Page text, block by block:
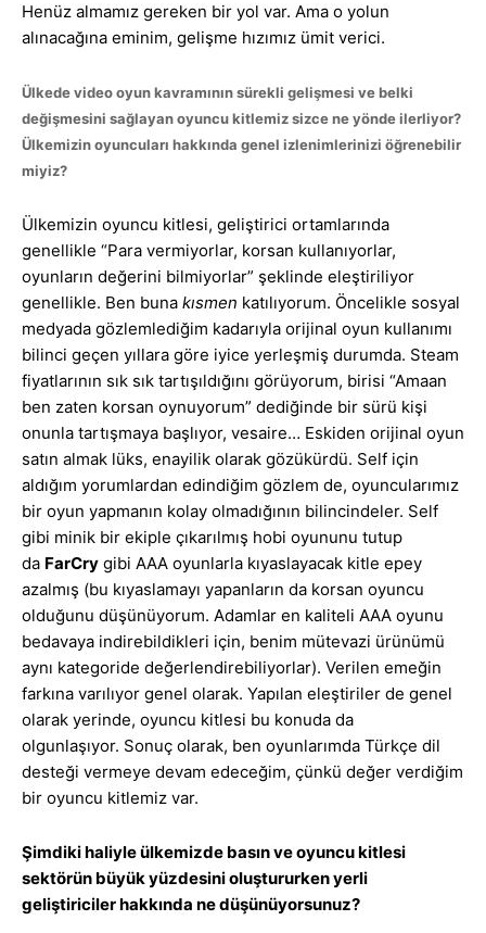
Henüz almamız gereken bir yol var. Ama o yolun
alınacağına eminim, gelişme hızımız ümit verici.
Ülkede video oyun kavramının sürekli gelişmesi ve belki
değişmesini sağlayan oyuncu kitlemiz sizce ne yönde ilerliyor?
Ülkemizin oyuncuları hakkında genel izlenimlerinizi öğrenebilir
miyiz?
Ülkemizin oyuncu kitlesi, geliştirici ortamlarında
genellikle “Para vermiyorlar, korsan kullanıyorlar,
oyunların değerini bilmiyorlar” şeklinde eleştiriliyor
genellikle. Ben buna kısmen katılıyorum. Öncelikle sosyal
medyada gözlemlediğim kadarıyla orijinal oyun kullanımı
bilinci geçen yıllara göre iyice yerleşmiş durumda. Steam
fiyatlarının sık sık tartışıldığını görüyorum, birisi “Amaan
ben zaten korsan oynuyorum” dediğinde bir sürü kişi
onunla tartışmaya başlıyor, vesaire… Eskiden orijinal oyun
satın almak lüks, enayilik olarak gözükürdü. Self için
aldığım yorumlardan edindiğim gözlem de, oyuncularımız
bir oyun yapmanın kolay olmadığının bilincindeler. Self
gibi minik bir ekiple çıkarılmış hobi oyununu tutup
da FarCry gibi AAA oyunlarla kıyaslayacak kitle epey
azalmış (bu kıyaslamayı yapanların da korsan oyuncu
olduğunu düşünüyorum. Adamlar en kaliteli AAA oyunu
bedavaya indirebildikleri için, benim mütevazi ürünümü
aynı kategoride değerlendirebiliyorlar). Verilen emeğin
farkına varılıyor genel olarak. Yapılan eleştiriler de genel
olarak yerinde, oyuncu kitlesi bu konuda da
olgunlaşıyor. Sonuç olarak, ben oyunlarımda Türkçe dil
desteği vermeye devam edeceğim, çünkü değer verdiğim
bir oyuncu kitlemiz var.
Şimdiki haliyle ülkemizde basın ve oyuncu kitlesi
sektörün büyük yüzdesini oluştururken yerli
geliştiriciler hakkında ne düşünüyorsunuz?